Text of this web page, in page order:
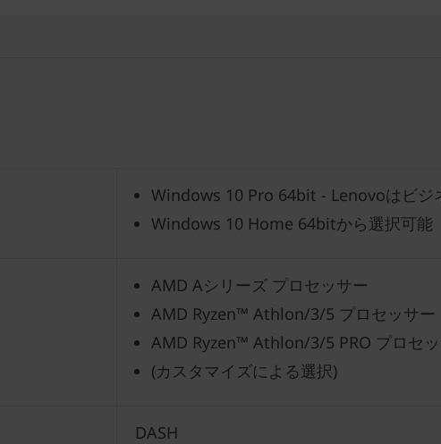
Windows 10 Pro 64bit - Lenovoはビジ
Windows 10 Home 64bitから選択可能
AMD Aシリーズ プロセッサー
AMD Ryzen™ Athlon/3/5 プロセッサー
AMD Ryzen™ Athlon/3/5 PRO プロセ
(カスタマイズによる選択)
DASH